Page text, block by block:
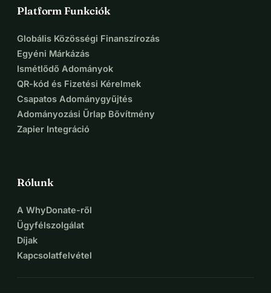
Platform Funkciók
Globális Közösségi Finanszírozás
Egyéni Márkázás
Ismétlődő Adományok
QR-kód és Fizetési Kérelmek
Csapatos Adománygyűjtés
Adományozási Űrlap Bővítmény
Zapier Integráció
Rólunk
A WhyDonate-ről
Ügyfélszolgálat
Díjak
Kapcsolatfelvétel